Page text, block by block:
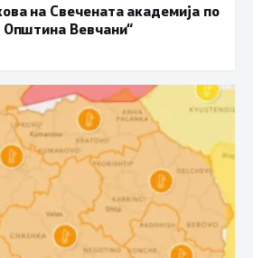
на Свечената академија по
Општина Вевчани“